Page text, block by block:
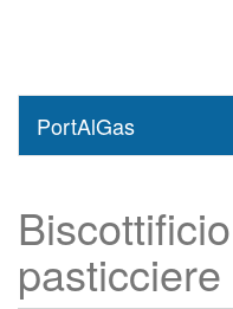
PortAlGas
pasticciere